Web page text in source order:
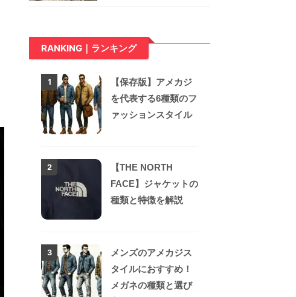
RANKING｜ランキング
1
【保存版】アメカジ
を代表する6種類のフ
ァッションスタイル
2
【THE NORTH
FACE】ジャケットの
種類と特徴を解説
3
メンズのアメカジス
タイルにおすすめ！
メガネの種類と選び